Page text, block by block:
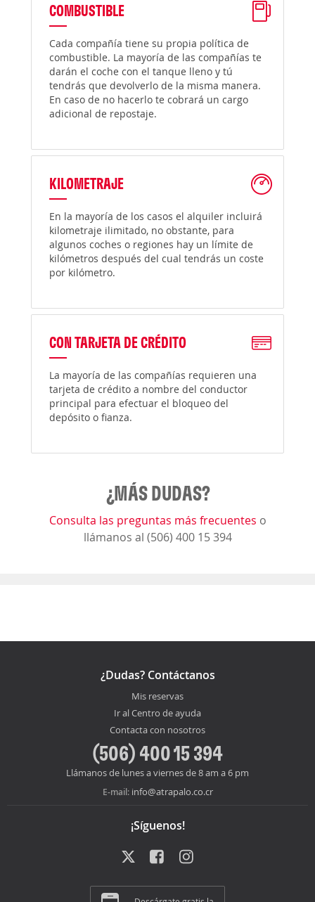
COMBUSTIBLE
Cada compañía tiene su propia política de
combustible. La mayoría de las compañías te
darán el coche con el tanque lleno y tú
tendrás que devolverlo de la misma manera.
En caso de no hacerlo te cobrará un cargo
adicional de repostaje.
KILOMETRAJE
En la mayoría de los casos el alquiler incluirá
kilometraje ilimitado, no obstante, para
algunos coches o regiones hay un límite de
kilómetros después del cual tendrás un coste
por kilómetro.
CON TARJETA DE CRÉDITO
La mayoría de las compañías requieren una
tarjeta de crédito a nombre del conductor
principal para efectuar el bloqueo del
depósito o fianza.
¿MÁS DUDAS?
Consulta las preguntas más frecuentes o
llámanos al (506) 400 15 394
¿Dudas? Contáctanos
Mis reservas
Ir al Centro de ayuda
Contacta con nosotros
(506) 400 15 394
Llámanos de lunes a viernes de 8 am a 6 pm
E-mail: info@atrapalo.co.cr
¡Síguenos!